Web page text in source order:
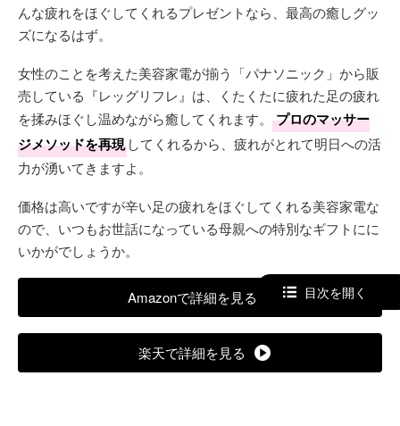
んな疲れをほぐしてくれるプレゼントなら、最高の癒しグッ
ズになるはず。
女性のことを考えた美容家電が揃う「パナソニック」から販
売している『レッグリフレ』は、くたくたに疲れた足の疲れ
を揉みほぐし温めながら癒してくれます。
プロのマッサー
ジメソッドを再現 してくれるから、疲れがとれて明日への活
力が湧いてきますよ。
価格は高いですが辛い足の疲れをほぐしてくれる美容家電な
ので、いつもお世話になっている母親への特別なギフトにに
いかがでしょうか。
Amazonで詳細を見る
楽天で詳細を見る
目次を開く